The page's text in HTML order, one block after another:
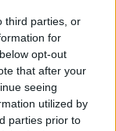
third parties, or
for
opt-out
that after your
seeing
utilized by
parties prior to
üzleti
embereknek
fontos
ne nézzen
javítani…